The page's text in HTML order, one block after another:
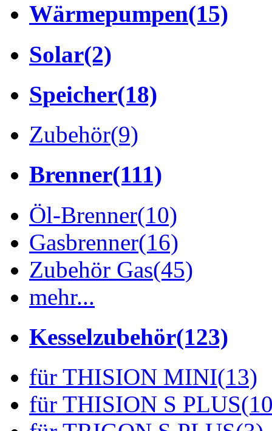
Wärmepumpen(15)
Solar(2)
Speicher(18)
Zubehör(9)
Brenner(111)
Öl-Brenner(10)
Gasbrenner(16)
Zubehör Gas(45)
mehr...
Kesselzubehör(123)
für THISION MINI(13)
für THISION S PLUS